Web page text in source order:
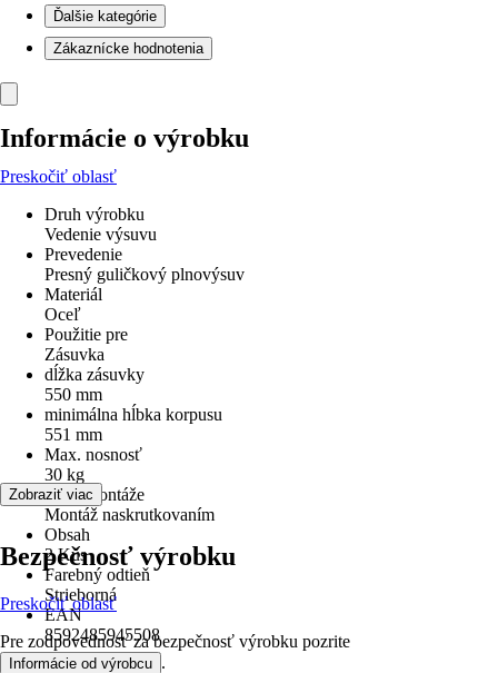
Ďalšie kategórie
Zákaznícke hodnotenia
Informácie o výrobku
Preskočiť oblasť
Druh výrobku
Vedenie výsuvu
Prevedenie
Presný guličkový plnovýsuv
Materiál
Oceľ
Použitie pre
Zásuvka
dĺžka zásuvky
550 mm
minimálna hĺbka korpusu
551 mm
Max. nosnosť
30 kg
Druh montáže
Montáž naskrutkovaním
Obsah
2 Kus
Farebný odtieň
Strieborná
EAN
8592485945508
Zobraziť viac
Bezpečnosť výrobku
Preskočiť oblasť
Pre zodpovednosť za bezpečnosť výrobku pozrite
Informácie od výrobcu .